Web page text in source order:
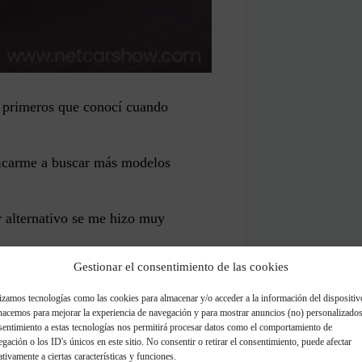
Gestionar el consentimiento de las cookies
tecnologías como las cookies para almacenar y/o acceder a la información del
para mejorar la experiencia de navegación y para mostrar anuncios (no)
a estas tecnologías nos permitirá procesar datos como el comportamiento de
o los ID's únicos en este sitio. No consentir o retirar el consentimiento, puede afectar
a ciertas características y funciones.
que conocí cuando
a buscar más modelos
alternativo se me hizo muy
que he hecho modelos mucho
como nos tienes acostumbrados